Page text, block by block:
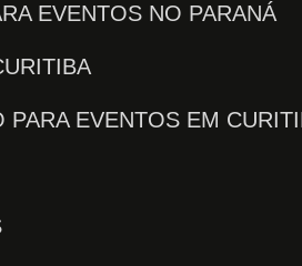
EVENTOS NO PARANÁ
PARA EVENTOS EM